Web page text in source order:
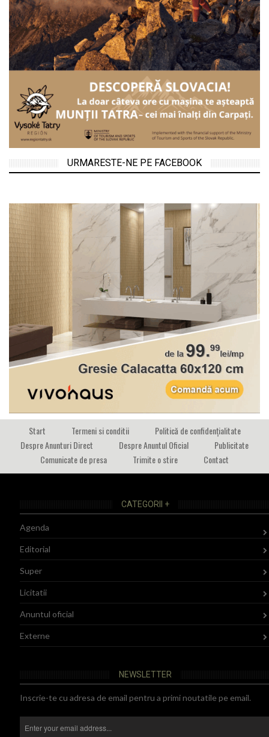
URMARESTE-NE PE FACEBOOK
Start Termeni si conditii
Politică de confidențialitate
Despre Anunturi Direct
Despre Anuntul Oficial
Publicitate
Comunicate de presa
Trimite o stire Contact
CATEGORII +
Agenda
Editorial
Super
Licitatii
Anuntul oficial
Externe
NEWSLETTER
Inscrie-te cu adresa de email pentru a primi noutatile pe email.